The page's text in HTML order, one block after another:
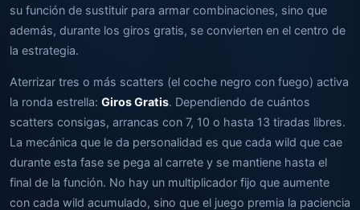
su función de sustituir para armar combinaciones, sino que
además, durante los giros gratis, se convierten en el centro de
la estrategia.
Aterrizar tres o más scatters (el coche negro con fuego) activa
la ronda estrella: Giros Gratis. Dependiendo de cuántos
scatters consigas, arrancas con 7, 10 o hasta 13 tiradas libres.
La mecánica que le da personalidad es que cada wild que cae
durante esta fase se pega al carrete y se mantiene hasta el
final de la función. No hay un multiplicador fijo que aumente
con cada wild acumulado, sino que el juego premia la paciencia